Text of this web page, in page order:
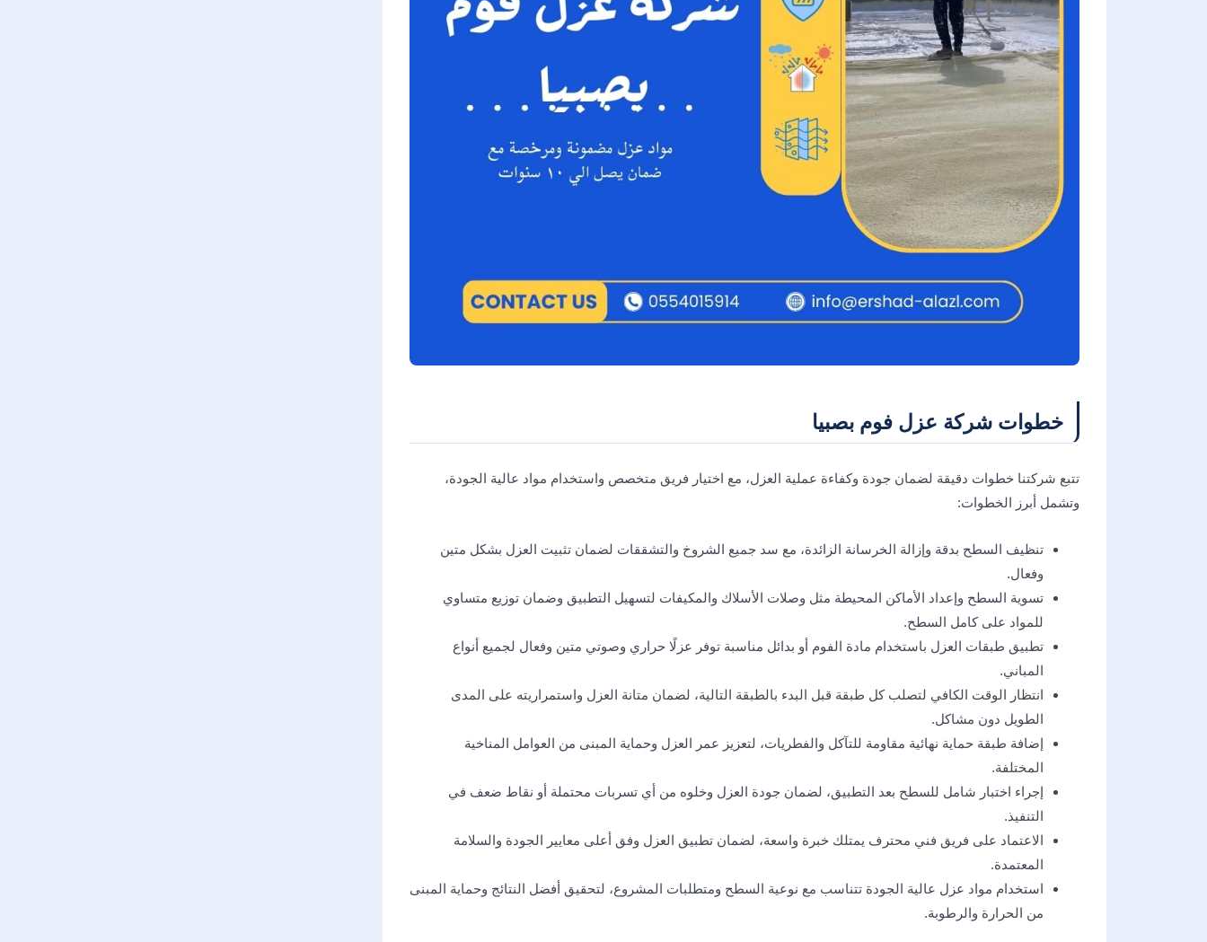
خطوات شركة عزل فوم بصبيا
تتبع شركتنا خطوات دقيقة لضمان جودة وكفاءة عملية العزل، مع اختيار فريق متخصص واستخدام مواد عالية الجودة،
وتشمل أبرز الخطوات:
تنظيف السطح بدقة وإزالة الخرسانة الزائدة، مع سد جميع الشروخ والتشققات لضمان تثبيت العزل بشكل متين
وفعال.
تسوية السطح وإعداد الأماكن المحيطة مثل وصلات الأسلاك والمكيفات لتسهيل التطبيق وضمان توزيع متساوي
للمواد على كامل السطح.
تطبيق طبقات العزل باستخدام مادة الفوم أو بدائل مناسبة توفر عزلًا حراري وصوتي متين وفعال لجميع أنواع
المباني.
انتظار الوقت الكافي لتصلب كل طبقة قبل البدء بالطبقة التالية، لضمان متانة العزل واستمراريته على المدى
الطويل دون مشاكل.
إضافة طبقة حماية نهائية مقاومة للتآكل والفطريات، لتعزيز عمر العزل وحماية المبنى من العوامل المناخية
المختلفة.
إجراء اختبار شامل للسطح بعد التطبيق، لضمان جودة العزل وخلوه من أي تسربات محتملة أو نقاط ضعف في
التنفيذ.
الاعتماد على فريق فني محترف يمتلك خبرة واسعة، لضمان تطبيق العزل وفق أعلى معايير الجودة والسلامة
المعتمدة.
استخدام مواد عزل عالية الجودة تتناسب مع نوعية السطح ومتطلبات المشروع، لتحقيق أفضل النتائج وحماية المبنى
من الحرارة والرطوبة.